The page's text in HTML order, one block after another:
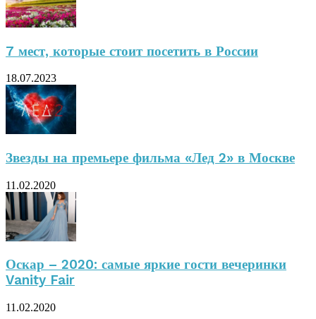
7 мест, которые стоит посетить в России
18.07.2023
Звезды на премьере фильма «Лед 2» в Москве
11.02.2020
Оскар – 2020: самые яркие гости вечеринки
Vanity Fair
11.02.2020